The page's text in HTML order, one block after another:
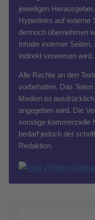
jeweiligen
Hyperlinks auf externe
dennoch übernehmen
Inhalte externer
indirekt verwiesen wird.
Alle Rechte an den
vorbehalten. Das
Medien ist
angegeben wird. Die
sonstige kommerzielle
bedarf jedoch der
Redaktion.